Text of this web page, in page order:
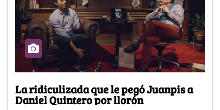
La ridiculizada que le pegó Juanpis a
Daniel Quintero por llorón